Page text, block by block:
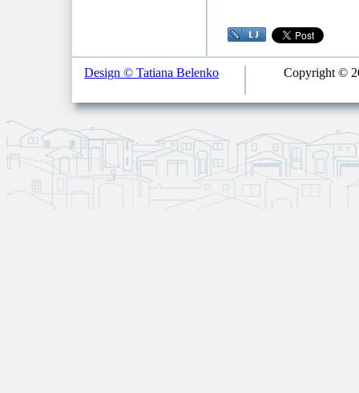
Design © Tatiana Belenko Copyright ©